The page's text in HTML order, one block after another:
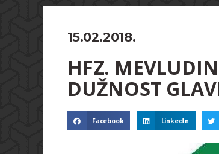
15.02.2018.
HFZ.
DUŽNOST
Facebook LinkedIn